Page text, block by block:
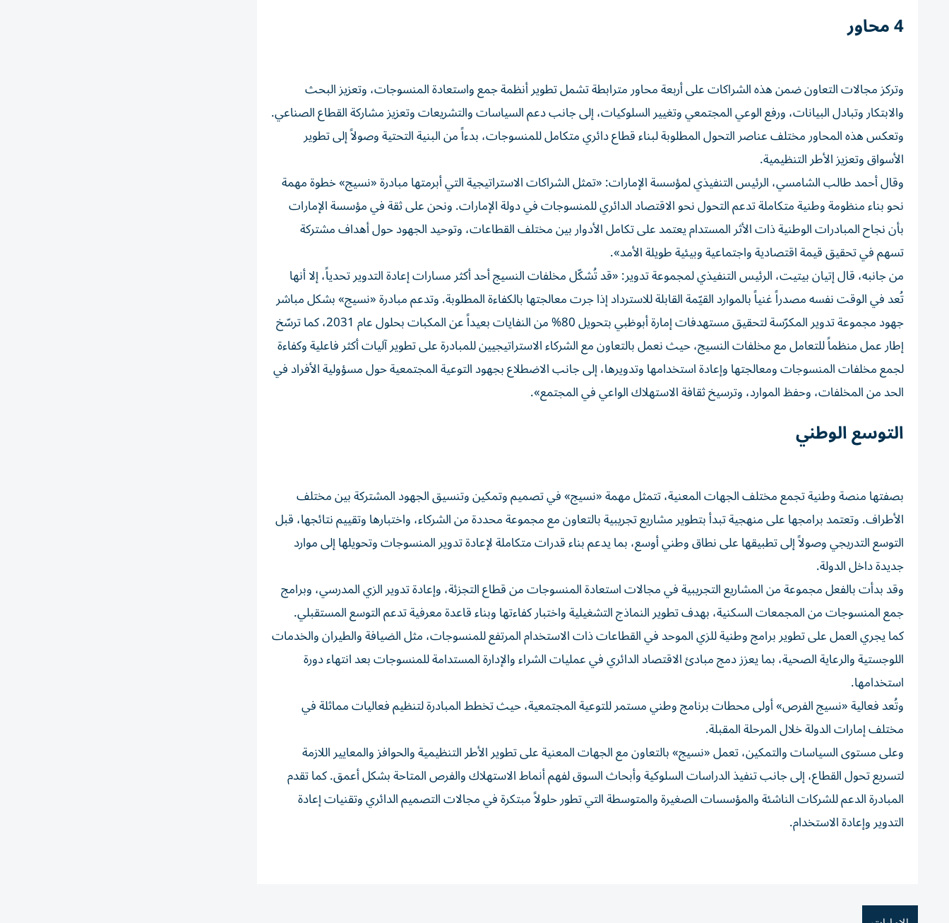
4 محاور
وتركز مجالات التعاون ضمن هذه الشراكات على أربعة محاور مترابطة تشمل تطوير أنظمة جمع واستعادة المنسوجات، وتعزيز البحث
والابتكار وتبادل البيانات، ورفع الوعي المجتمعي وتغيير السلوكيات، إلى جانب دعم السياسات والتشريعات وتعزيز مشاركة القطاع الصناعي.
وتعكس هذه المحاور مختلف عناصر التحول المطلوبة لبناء قطاع دائري متكامل للمنسوجات، بدءاً من البنية التحتية وصولاً إلى تطوير
الأسواق وتعزيز الأطر التنظيمية.
وقال أحمد طالب الشامسي، الرئيس التنفيذي لمؤسسة الإمارات: «تمثل الشراكات الاستراتيجية التي أبرمتها مبادرة «نسيج» خطوة مهمة
نحو بناء منظومة وطنية متكاملة تدعم التحول نحو الاقتصاد الدائري للمنسوجات في دولة الإمارات. ونحن على ثقة في مؤسسة الإمارات
بأن نجاح المبادرات الوطنية ذات الأثر المستدام يعتمد على تكامل الأدوار بين مختلف القطاعات، وتوحيد الجهود حول أهداف مشتركة
تسهم في تحقيق قيمة اقتصادية واجتماعية وبيئية طويلة الأمد».
من جانبه، قال إتيان بيتيت، الرئيس التنفيذي لمجموعة تدوير: «قد تُشكّل مخلفات النسيج أحد أكثر مسارات إعادة التدوير تحدياً، إلا أنها
تُعد في الوقت نفسه مصدراً غنياً بالموارد القيّمة القابلة للاسترداد إذا جرت معالجتها بالكفاءة المطلوبة. وتدعم مبادرة «نسيج» بشكل مباشر
جهود مجموعة تدوير المكرّسة لتحقيق مستهدفات إمارة أبوظبي بتحويل 80% من النفايات بعيداً عن المكبات بحلول عام 2031، كما ترسّخ
إطار عمل منظماً للتعامل مع مخلفات النسيج، حيث نعمل بالتعاون مع الشركاء الاستراتيجيين للمبادرة على تطوير آليات أكثر فاعلية وكفاءة
لجمع مخلفات المنسوجات ومعالجتها وإعادة استخدامها وتدويرها، إلى جانب الاضطلاع بجهود التوعية المجتمعية حول مسؤولية الأفراد في
الحد من المخلفات، وحفظ الموارد، وترسيخ ثقافة الاستهلاك الواعي في المجتمع».
التوسع الوطني
بصفتها منصة وطنية تجمع مختلف الجهات المعنية، تتمثل مهمة «نسيج» في تصميم وتمكين وتنسيق الجهود المشتركة بين مختلف
الأطراف. وتعتمد برامجها على منهجية تبدأ بتطوير مشاريع تجريبية بالتعاون مع مجموعة محددة من الشركاء، واختبارها وتقييم نتائجها، قبل
التوسع التدريجي وصولاً إلى تطبيقها على نطاق وطني أوسع، بما يدعم بناء قدرات متكاملة لإعادة تدوير المنسوجات وتحويلها إلى موارد
جديدة داخل الدولة.
وقد بدأت بالفعل مجموعة من المشاريع التجريبية في مجالات استعادة المنسوجات من قطاع التجزئة، وإعادة تدوير الزي المدرسي، وبرامج
جمع المنسوجات من المجمعات السكنية، بهدف تطوير النماذج التشغيلية واختبار كفاءتها وبناء قاعدة معرفية تدعم التوسع المستقبلي.
كما يجري العمل على تطوير برامج وطنية للزي الموحد في القطاعات ذات الاستخدام المرتفع للمنسوجات، مثل الضيافة والطيران والخدمات
اللوجستية والرعاية الصحية، بما يعزز دمج مبادئ الاقتصاد الدائري في عمليات الشراء والإدارة المستدامة للمنسوجات بعد انتهاء دورة
استخدامها.
وتُعد فعالية «نسيج الفرص» أولى محطات برنامج وطني مستمر للتوعية المجتمعية، حيث تخطط المبادرة لتنظيم فعاليات مماثلة في
مختلف إمارات الدولة خلال المرحلة المقبلة.
وعلى مستوى السياسات والتمكين، تعمل «نسيج» بالتعاون مع الجهات المعنية على تطوير الأطر التنظيمية والحوافز والمعايير اللازمة
لتسريع تحول القطاع، إلى جانب تنفيذ الدراسات السلوكية وأبحاث السوق لفهم أنماط الاستهلاك والفرص المتاحة بشكل أعمق. كما تقدم
المبادرة الدعم للشركات الناشئة والمؤسسات الصغيرة والمتوسطة التي تطور حلولاً مبتكرة في مجالات التصميم الدائري وتقنيات إعادة
التدوير وإعادة الاستخدام.